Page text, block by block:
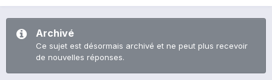
Archivé
Ce sujet est désormais archivé et ne peut plus recevoir
de nouvelles réponses.